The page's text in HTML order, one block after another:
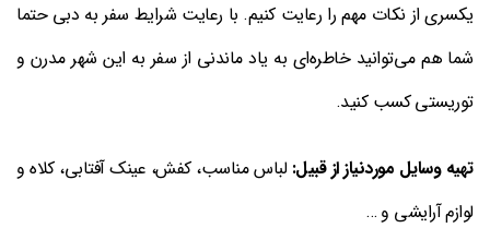
یکسری از نکات مهم را رعایت کنیم. با رعایت شرایط سفر به دبی حتما
شما هم می‌توانید خاطره‌ای به یاد ماندنی از سفر به این شهر مدرن و
توریستی کسب کنید.
تهیه وسایل موردنیاز از قبیل: لباس مناسب، کفش، عینک آفتابی، کلاه و
لوازم آرایشی و …